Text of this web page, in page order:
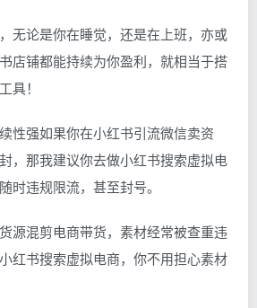
无论是你在睡觉，还是在上班，亦或
店铺都能持续为你盈利，就相当于搭
具！
性强如果你在小红书引流微信卖资
，那我建议你去做小红书搜索虚拟电
时违规限流，甚至封号。
源混剪电商带货，素材经常被查重违
红书搜索虚拟电商，你不用担心素材